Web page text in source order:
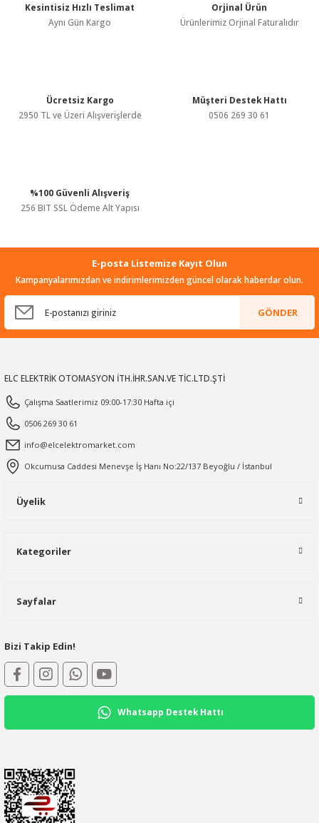
Ürün resmi kalitesiz, bozuk veya görüntülenemiyor.
Bu ürüne benzer farklı alternatifler olmalı.
Kesintisiz Hızlı Teslimat
Aynı Gün Kargo
Orjinal Ürün
Ürünlerimiz Orjinal Faturalıdır
Ücretsiz Kargo
2950 TL ve Üzeri Alışverişlerde
Müşteri Destek Hattı
0506 269 30 61
%100 Güvenli Alışveriş
256 BIT SSL Ödeme Alt Yapısı
E-posta Listemize Kayıt Olun
Kampanyalarımızdan ve indirimlerimizden güncel olarak haberdar olun.
GÖNDER
ELC ELEKTRİK OTOMASYON İTH.İHR.SAN.VE TİC.LTD.ŞTİ
Çalışma Saatlerimiz 09:00-17:30 Hafta içi
0506 269 30 61
info@elcelektromarket.com
Okcumusa Caddesi Menevşe İş Hanı No:22/137 Beyoğlu / İstanbul
Üyelik
Kategoriler
Sayfalar
Bizi Takip Edin!
Whatsapp Destek Hattı